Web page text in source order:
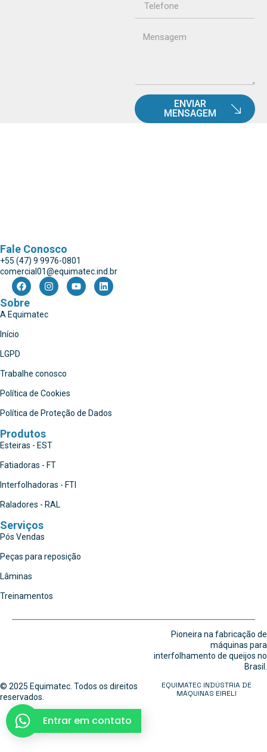
ENVIAR
MENSAGEM
Fale Conosco
+55 (47) 9 9976-0801
comercial01@equimatec.ind.br
Sobre
A Equimatec
Início
LGPD
Trabalhe conosco
Política de Cookies
Política de Proteção de Dados
Produtos
Esteiras - EST
Fatiadoras - FT
Interfolhadoras - FTI
Raladores - RAL
Serviços
Pós Vendas
Peças para reposição
Lâminas
Treinamentos
Pioneira na fabricação de
máquinas para
interfolhamento de queijos no
Brasil.
© 2025 Equimatec. Todos os direitos
reservados.
EQUIMATEC INDÚSTRIA DE
MÁQUINAS EIRELI
Entrar em contato